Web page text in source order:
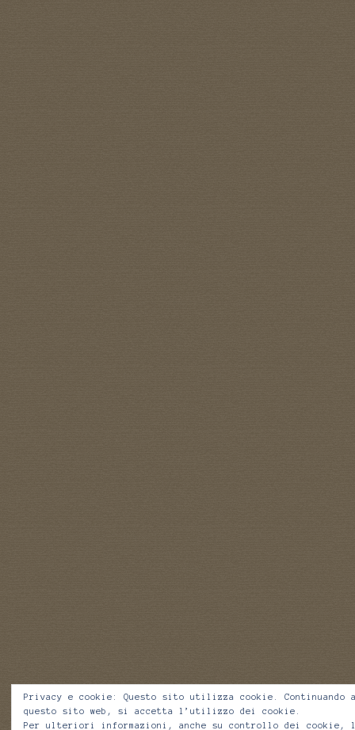
Privacy e cookie: Questo sito utilizza cookie.
questo sito web, si accetta l’utilizzo dei cookie.
Per ulteriori informazioni, anche su controllo dei cookie,